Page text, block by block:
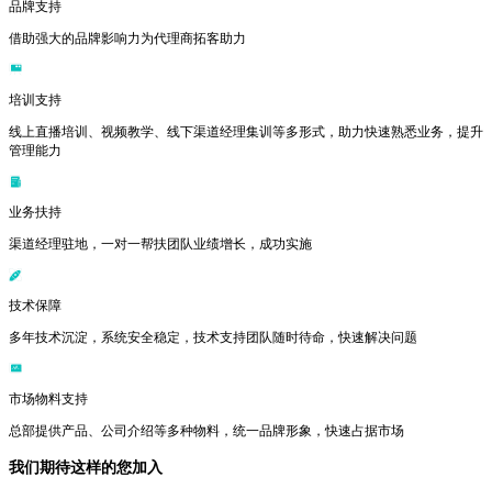
品牌支持
借助强大的品牌影响力为代理商拓客助力
培训支持
线上直播培训、视频教学、线下渠道经理集训等多形式，助力快速熟悉业务，提升
管理能力
业务扶持
渠道经理驻地，一对一帮扶团队业绩增长，成功实施
技术保障
多年技术沉淀，系统安全稳定，技术支持团队随时待命，快速解决问题
市场物料支持
总部提供产品、公司介绍等多种物料，统一品牌形象，快速占据市场
我们期待这样的您加入